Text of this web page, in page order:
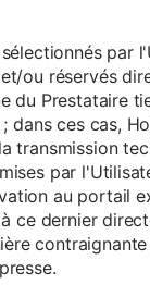
par
ou réservés
du Prestataire
dans ces cas,
transmission
par
au portail
ce dernier